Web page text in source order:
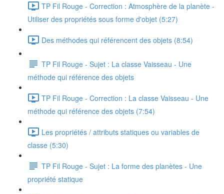
TP Fil Rouge - Correction : Atmosphère de la planète -
Utiliser des propriétés sous forme d'objet (5:27)
Des méthodes qui référencent des objets (8:54)
TP Fil Rouge - Sujet : La classe Vaisseau - Une
méthode qui référence des objets
TP Fil Rouge - Correction : La classe Vaisseau - Une
méthode qui référence des objets (7:54)
Les propriétés / attributs statiques ou variables de
classe (5:30)
TP Fil Rouge - Sujet : La forme des planètes - Une
propriété statique